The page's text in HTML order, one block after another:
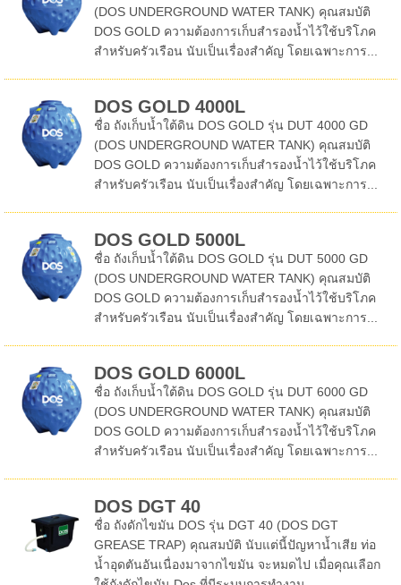
(DOS UNDERGROUND WATER TANK) คุณสมบัติ
DOS GOLD ความต้องการเก็บสำรองน้ำไว้ใช้บริโภค
สำหรับครัวเรือน นับเป็นเรื่องสำคัญ โดยเฉพาะการ...
DOS GOLD 4000L
ชื่อ ถังเก็บน้ำใต้ดิน DOS GOLD รุ่น DUT 4000 GD
(DOS UNDERGROUND WATER TANK) คุณสมบัติ
DOS GOLD ความต้องการเก็บสำรองน้ำไว้ใช้บริโภค
สำหรับครัวเรือน นับเป็นเรื่องสำคัญ โดยเฉพาะการ...
DOS GOLD 5000L
ชื่อ ถังเก็บน้ำใต้ดิน DOS GOLD รุ่น DUT 5000 GD
(DOS UNDERGROUND WATER TANK) คุณสมบัติ
DOS GOLD ความต้องการเก็บสำรองน้ำไว้ใช้บริโภค
สำหรับครัวเรือน นับเป็นเรื่องสำคัญ โดยเฉพาะการ...
DOS GOLD 6000L
ชื่อ ถังเก็บน้ำใต้ดิน DOS GOLD รุ่น DUT 6000 GD
(DOS UNDERGROUND WATER TANK) คุณสมบัติ
DOS GOLD ความต้องการเก็บสำรองน้ำไว้ใช้บริโภค
สำหรับครัวเรือน นับเป็นเรื่องสำคัญ โดยเฉพาะการ...
DOS DGT 40
ชื่อ ถังดักไขมัน DOS รุ่น DGT 40 (DOS DGT
GREASE TRAP) คุณสมบัติ นับแต่นี้ปัญหาน้ำเสีย ท่อ
น้ำอุดตันอันเนื่องมาจากไขมัน จะหมดไป เมื่อคุณเลือก